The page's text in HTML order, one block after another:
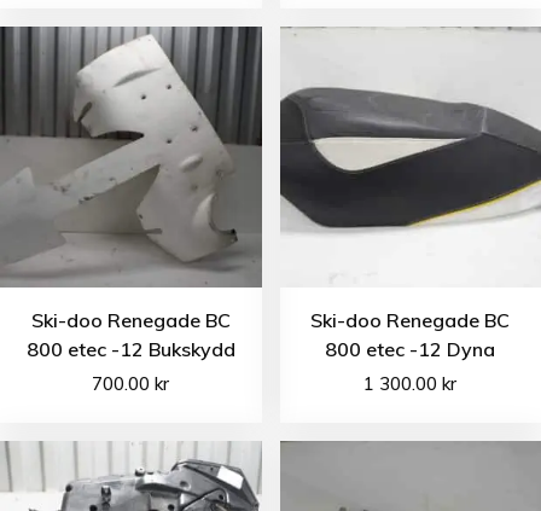
Ski-doo Renegade BC
800 etec -12 Bukskydd
700.00kr
Ski-doo Renegade BC
800 etec -12 Dyna
1 300.00kr